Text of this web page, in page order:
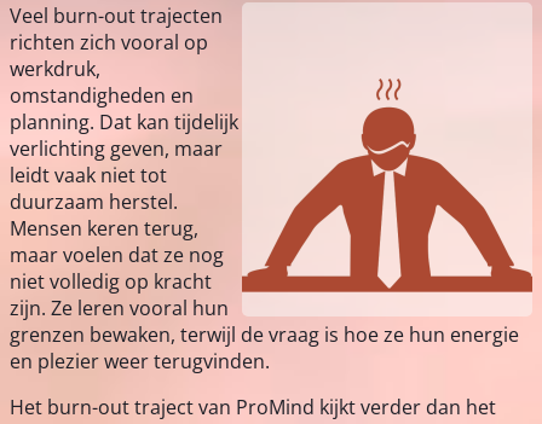
Veel burn-out trajecten
richten zich vooral op
werkdruk,
omstandigheden en
planning. Dat kan tijdelijk
verlichting geven, maar
leidt vaak niet tot
duurzaam herstel.
Mensen keren terug,
maar voelen dat ze nog
niet volledig op kracht
zijn. Ze leren vooral hun
grenzen bewaken, terwijl de vraag is hoe ze hun energie
en plezier weer terugvinden.
Het burn-out traject van ProMind kijkt verder dan het